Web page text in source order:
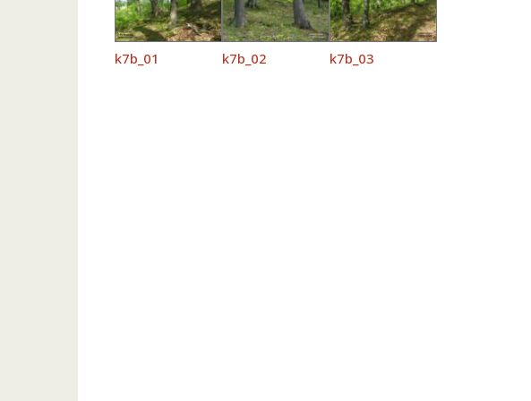
k7b_01 k7b_02 k7b_03